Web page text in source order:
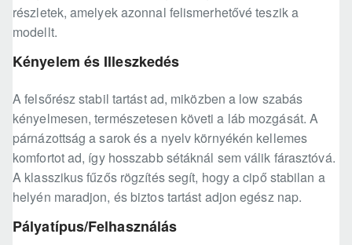
részletek, amelyek azonnal felismerhetővé teszik a
modellt.
Kényelem és Illeszkedés
A felsőrész stabil tartást ad, miközben a low szabás
kényelmesen, természetesen követi a láb mozgását. A
párnázottság a sarok és a nyelv környékén kellemes
komfortot ad, így hosszabb sétáknál sem válik fárasztóvá.
A klasszikus fűzős rögzítés segít, hogy a cipő stabilan a
helyén maradjon, és biztos tartást adjon egész nap.
Pályatípus/Felhasználás